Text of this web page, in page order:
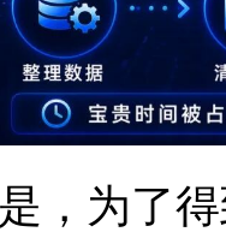
，为了